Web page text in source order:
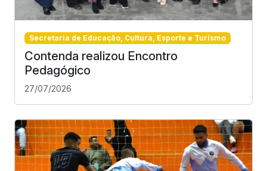
Secretaria de Educação, Cultura, Esporte e Turismo
Contenda realizou Encontro
Pedagógico
27/07/2026